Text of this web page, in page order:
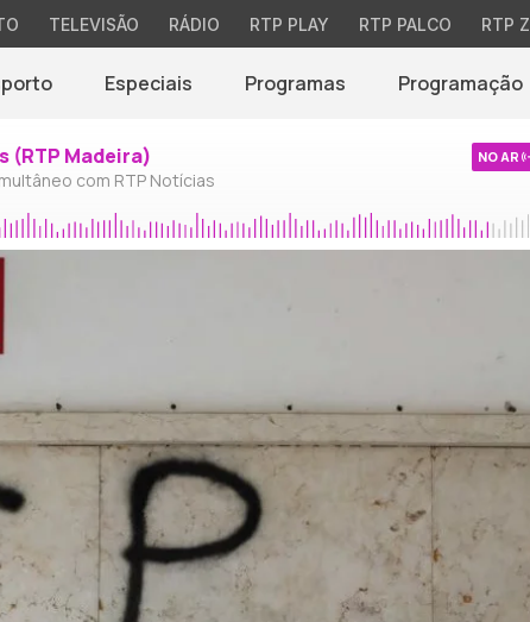
TELEVISÃO RÁDIO RTP PLAY RTP PALCO RTP
Especiais Programas Programação
(RTP Madeira)
com RTP Notícias
NO AR